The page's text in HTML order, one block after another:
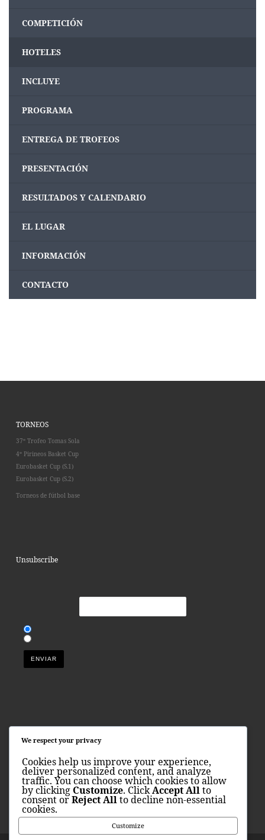
COMPETICIÓN
HOTELES
INCLUYE
PROGRAMA
ENTREGA DE TROFEOS
PRESENTACIÓN
RESULTADOS Y CALENDARIO
EL LUGAR
INFORMACIÓN
CONTACTO
TORNEOS
37º Trofeo Tomas Sola
4º Pirineos Basket Cup
Eurobasket Cup (S.1)
Eurobasket Cup (S.2)
Torneos de fútbol base
Unsubscribe
infobasket@torneosports.com
Tel +34 622.267.444
www.torneosports.com
Política
We respect your privacy
Cookies help us improve your experience,
deliver personalized content, and analyze
traffic. You can choose which cookies to allow
by clicking Customize. ClickAccept Allto
consent orReject Allto decline non-essential
cookies.
Customize